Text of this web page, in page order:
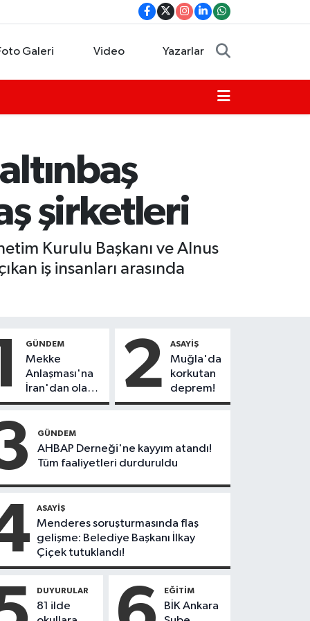
Galeri Video Yazarlar
şirketleri
Kurulu Başkanı ve Alnus
iş insanları arasında
GÜNDEM
Mekke
Anlaşması'na
İran'dan olay
tepki:
düzeltin"
2 ASAYIŞ
Muğla'da
korkutan
deprem!
GÜNDEM
AHBAP Derneği'ne kayyım atandı!
Tüm faaliyetleri durduruldu
ASAYIŞ
Menderes soruşturmasında flaş
gelişme: Belediye Başkanı İlkay
Çiçek tutuklandı!
DUYURULAR
81 ilde
EĞITIM
BİK Ankara